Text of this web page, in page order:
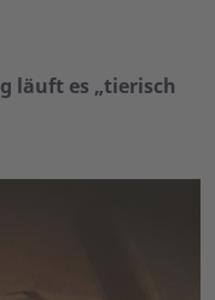
läuft es „tierisch